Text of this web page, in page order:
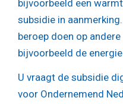
bijvoorbeeld een
subsidie in
beroep doen op
bijvoorbeeld de
U vraagt de subsidie
voor Ondernemend